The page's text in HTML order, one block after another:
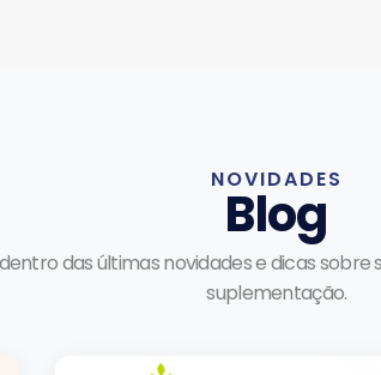
NOVIDADES
Blog
das últimas novidades e dicas
suplementação.